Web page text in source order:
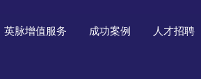
英脉增值服务 成功案例 人才招聘